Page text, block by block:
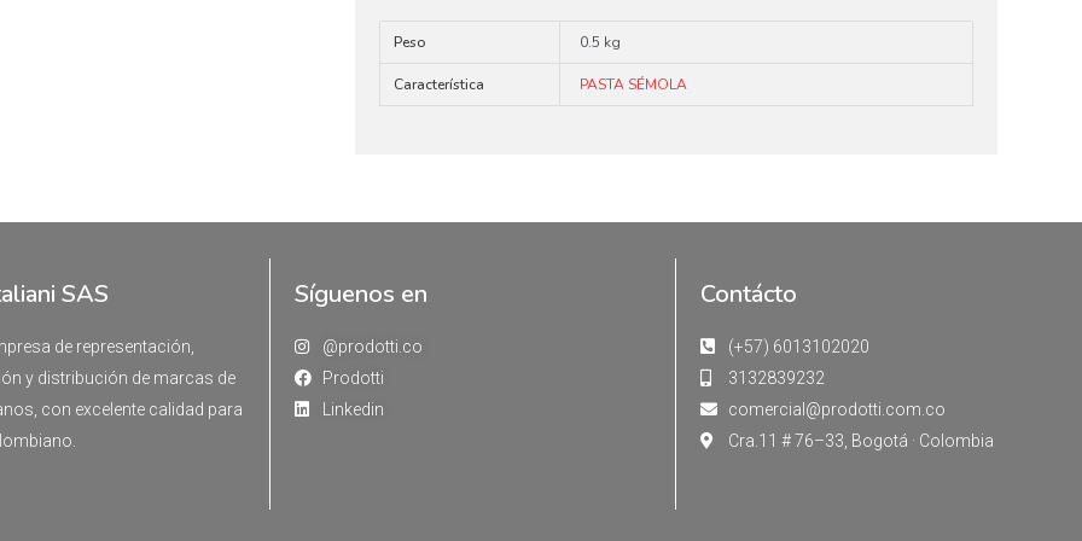
Peso 0.5 kg
Característica PASTA SÉMOLA
SAS
de representación,
y distribución de marcas de
con excelente calidad para
Síguenos en
@prodotti.co
Prodotti
Linkedin
Contácto
(+57) 6013102020
3132839232
comercial@prodotti.com.co
Cra.11 # 76–33, Bogotá · Colombia